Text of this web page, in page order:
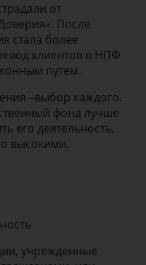
от
После
стала более
клиентов в НПФ
путем.
–выбор каждого.
фонд лучше
его деятельность.
высокими.
учрежденные